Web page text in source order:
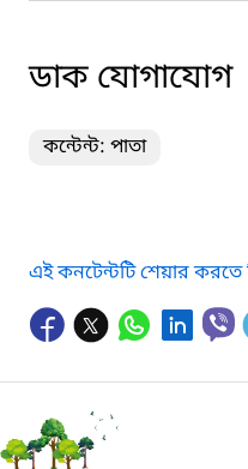
ডাক যোগাযোগ
কন্টেন্ট: পাতা
এই কনটেন্টটি শেয়ার